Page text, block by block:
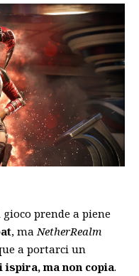
prende a piene
, ma NetherRealm
a portarci un
ispira, ma non copia.